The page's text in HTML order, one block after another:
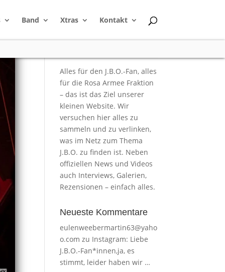
Band Xtras Kontakt
Alles für den J.B.O.-Fan, alles
für die Rosa Armee Fraktion
– das ist das Ziel unserer
kleinen Website. Wir
versuchen hier alles zu
sammeln und zu verlinken,
was im Netz zum Thema
J.B.O. zu finden ist. Neben
offiziellen News und Videos
auch Interviews, Galerien,
Rezensionen – einfach alles.
Neueste Kommentare
eulenweebermartin63@yaho
o.com zu Instagram: Liebe
J.B.O.-Fan*innen,ja, es
stimmt, leider haben wir …